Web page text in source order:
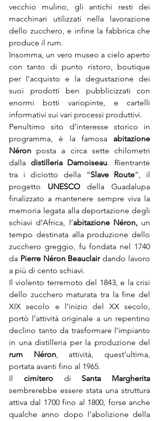
vecchio mulino, gli antichi resti dei
macchinari utilizzati nella lavorazione
dello zucchero, e infine la fabbrica che
produce il rum.
Insomma, un vero museo a cielo aperto
con tanto di punto ristoro, boutique
per l’acquisto e la degustazione dei
suoi prodotti ben pubblicizzati con
enormi botti variopinte, e cartelli
informativi sui vari processi produttivi.
Penultimo sito d’interesse storico in
programma, è la famosa abitazione
Néron posta a circa sette chilometri
dalla distilleria Damoiseau. Rientrante
tra i diciotto della “Slave Route”, il
progetto UNESCO della Guadalupa
finalizzato a mantenere sempre viva la
memoria legata alla deportazione degli
schiavi d’Africa, l’abitazione Néron, un
tempo destinata alla produzione dello
zucchero greggio, fu fondata nel 1740
da Pierre Néron Beauclair dando lavoro
a più di cento schiavi.
Il violento terremoto del 1843, e la crisi
dello zucchero maturata tra la fine del
XIX secolo e l’inizio del XX secolo,
portò l’attività originale a un repentino
declino tanto da trasformare l’impianto
rum Néron, attività, quest’ultima,
portata avanti fino al 1965.
Il cimitero di Santa Margherita
sembrerebbe essere stata una struttura
attiva dal 1700 fino al 1800, forse anche
qualche anno dopo l’abolizione della